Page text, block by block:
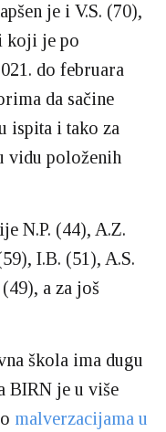
je i V.S. (70),
koji je po
do februara
da sačine
ispita i tako za
vidu položenih
N.P. (44), A.Z.
I.B. (51), A.S.
a za još
škola ima dugu
BIRN je u više
malverzacijama u